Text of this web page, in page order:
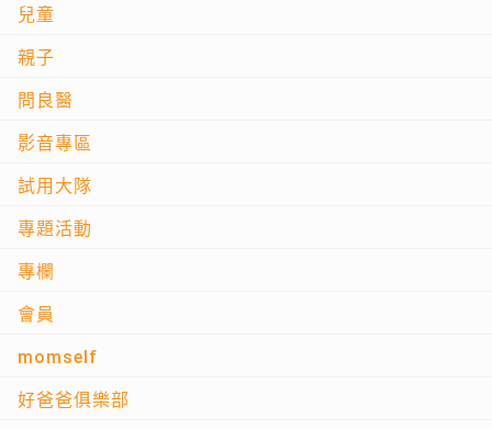
兒童
親子
問良醫
影音專區
試用大隊
專題活動
專欄
會員
momself
好爸爸俱樂部